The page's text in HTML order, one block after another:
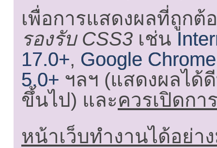
เพื่อการแสดงผลที่ถูกต้
รองรับ CSS3 เช่น
17.0+, Google
5.0+ ฯลฯ (แสดงผลได้
ขึ้นไป) และควรเปิดกา
หน้าเว็บทำงานได้อย่า